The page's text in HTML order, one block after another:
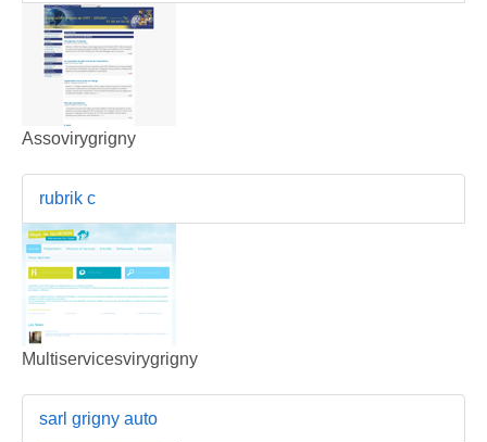
Assovirygrigny
rubrik c
Multiservicesvirygrigny
sarl grigny auto